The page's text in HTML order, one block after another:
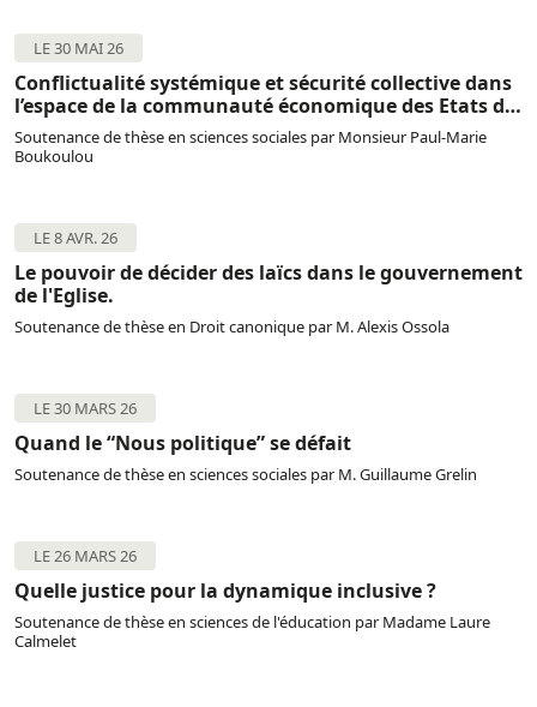
LE 30 MAI 26
Conflictualité systémique et sécurité collective dans
l’espace de la communauté économique des Etats de
l’Afrique Centrale
Soutenance de thèse en sciences sociales par Monsieur Paul-Marie
Boukoulou
LE 8 AVR. 26
Le pouvoir de décider des laïcs dans le gouvernement
de l'Eglise.
Soutenance de thèse en Droit canonique par M. Alexis Ossola
LE 30 MARS 26
Quand le “Nous politique” se défait
Soutenance de thèse en sciences sociales par M. Guillaume Grelin
LE 26 MARS 26
Quelle justice pour la dynamique inclusive ?
Soutenance de thèse en sciences de l'éducation par Madame Laure
Calmelet